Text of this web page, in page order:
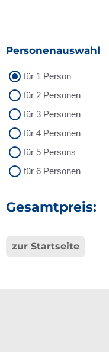
Personenauswahl
für 1 Person
für 2 Personen
für 3 Personen
für 4 Personen
für 5 Persons
für 6 Personen
Gesamtpreis:
zur Startseite